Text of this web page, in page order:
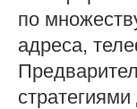
по
адреса,